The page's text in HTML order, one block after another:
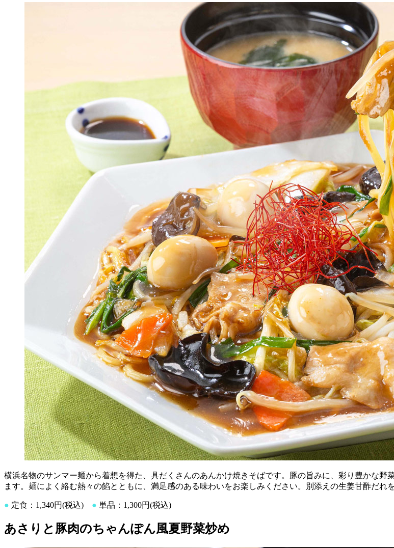
横浜名物のサンマー麺から着想を得た、具だくさんのあんかけ焼きそばです。豚の旨みに、彩り豊かな
ます。麺によく絡む熱々の餡とともに、満足感のある味わいをお楽しみください。別添えの生姜甘酢だれ
● 定食：1,340円(税込) ● 単品：1,300円(税込)
あさりと豚肉のちゃんぽん風夏野菜炒め